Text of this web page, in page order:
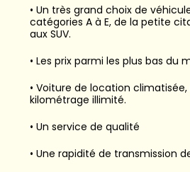
• Un très grand choix de
catégories A à E, de la petite
aux SUV.
• Les prix parmi les plus bas du
• Voiture de location
kilométrage illimité.
• Un service de qualité
• Une rapidité de transmission